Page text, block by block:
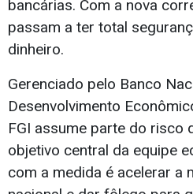
bancárias. Com a nova
passam a ter total
dinheiro.
Gerenciado pelo Banco
Desenvolvimento
FGI assume parte do risco
objetivo central da equipe
com a medida é acelerar a